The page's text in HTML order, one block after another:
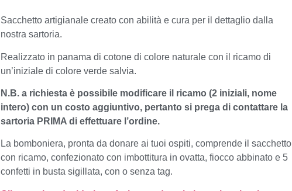
Sacchetto artigianale creato con abilità e cura per il dettaglio dalla
nostra sartoria.
Realizzato in panama di cotone di colore naturale con il ricamo di
un’iniziale di colore verde salvia.
N.B. a richiesta è possibile modificare il ricamo (2 iniziali, nome
intero) con un costo aggiuntivo, pertanto si prega di contattare la
sartoria PRIMA di effettuare l’ordine.
La bomboniera, pronta da donare ai tuoi ospiti, comprende il sacchetto
con ricamo, confezionato con imbottitura in ovatta, fiocco abbinato e 5
confetti in busta sigillata, con o senza tag.